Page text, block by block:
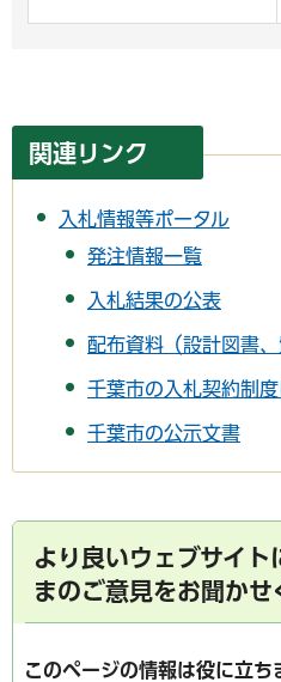
関連リンク
入札情報等ポータル
発注情報一覧
入札結果の公表
配布資料（設計図書、
千葉市の入札契約制
千葉市の公示文書
より良いウェブサイト
まのご意見をお聞かせ
このページの情報は役に立ち